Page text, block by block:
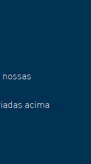
acima